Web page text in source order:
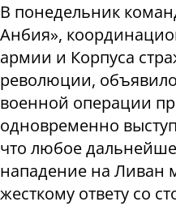
В понедельник
Анбия»,
армии и Корпуса
революции,
военной операции
одновременно
что любое
нападение на Ливан
жесткому ответу со